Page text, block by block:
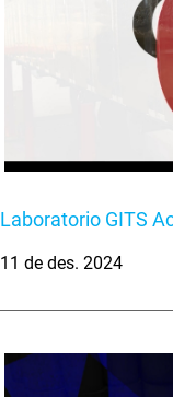
Laboratorio GITS
11 de des. 2024